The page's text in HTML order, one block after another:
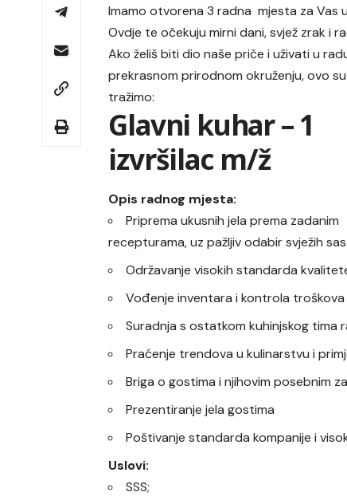
Imamo otvorena 3 radna mjesta za Vas
Ovdje te očekuju mirni dani, svjež zrak i
Ako želiš biti dio naše priče i uživati u
prekrasnom prirodnom okruženju, ovo
tražimo:
Glavni kuhar – 1
izvršilac m/ž
Opis radnog mjesta:
Priprema ukusnih jela prema zadanim
recepturama, uz pažljiv odabir svježih
Održavanje visokih standarda
Vođenje inventara i kontrola troškova
Suradnja s ostatkom kuhinjskog tima
Praćenje trendova u kulinarstvu i
Briga o gostima i njihovim posebnim
Prezentiranje jela gostima
Poštivanje standarda kompanije i
Uslovi:
SSS;